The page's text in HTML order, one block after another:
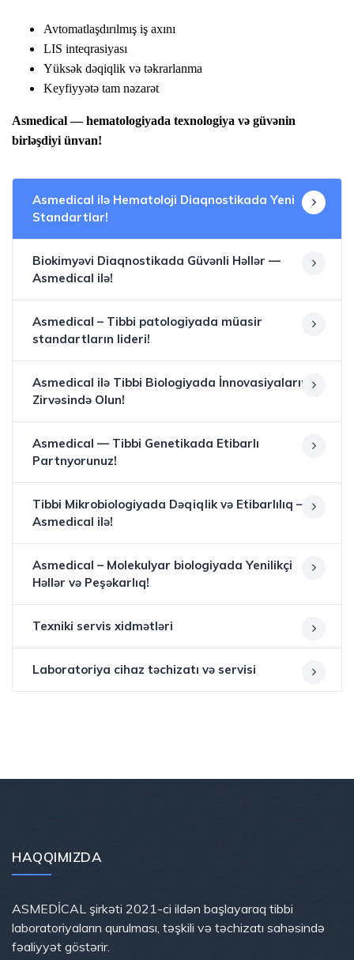
Avtomatlaşdırılmış iş axını
LIS inteqrasiyası
Yüksək dəqiqlik və təkrarlanma
Keyfiyyətə tam nəzarət
Asmedical — hematologiyada texnologiya və güvənin
birləşdiyi ünvan!
Asmedical ilə Hematoloji Diaqnostikada Yeni
Standartlar!
Biokimyəvi Diaqnostikada Güvənli Həllər —
Asmedical ilə!
Asmedical – Tibbi patologiyada müasir
standartların lideri!
Asmedical ilə Tibbi Biologiyada İnnovasiyaların
Zirvəsində Olun!
Asmedical — Tibbi Genetikada Etibarlı
Partnyorunuz!
Tibbi Mikrobiologiyada Dəqiqlik və Etibarlılıq —
Asmedical ilə!
Asmedical – Molekulyar biologiyada Yenilikçi
Həllər və Peşəkarlıq!
Texniki servis xidmətləri
Laboratoriya cihaz təchizatı və servisi
HAQQIMIZDA
ASMEDİCAL şirkəti 2021-ci ildən başlayaraq tibbi
laboratoriyaların qurulması, təşkili və təchizatı sahəsində
fəaliyyət göstərir.